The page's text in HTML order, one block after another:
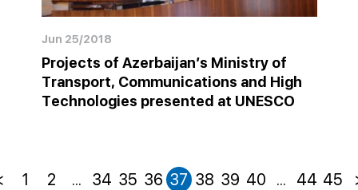
Jun 25/2018
Projects of Azerbaijan’s Ministry of
Transport, Communications and High
Technologies presented at UNESCO
1 2 ... 34 35 36 37 38 39 40 ... 44 45